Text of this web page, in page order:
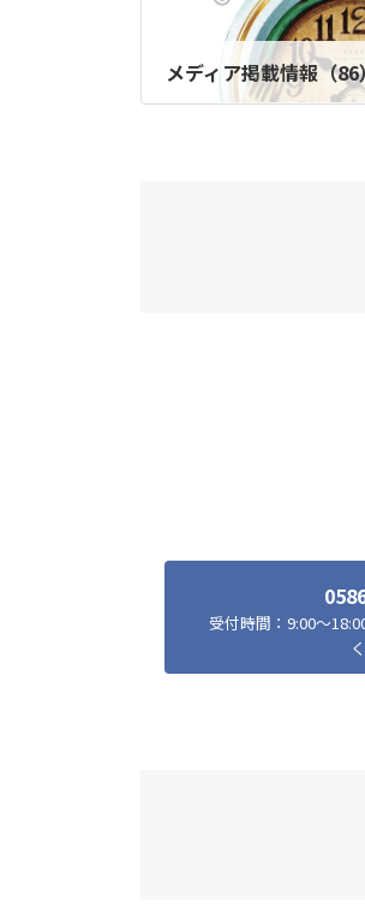
メディア掲載情報（86
受付時間：9:00～